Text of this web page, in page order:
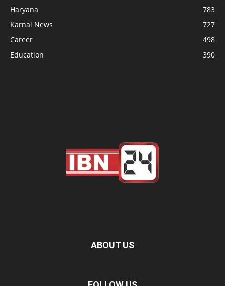
Haryana
783
Karnal News
727
Career
498
Education
390
ABOUT US